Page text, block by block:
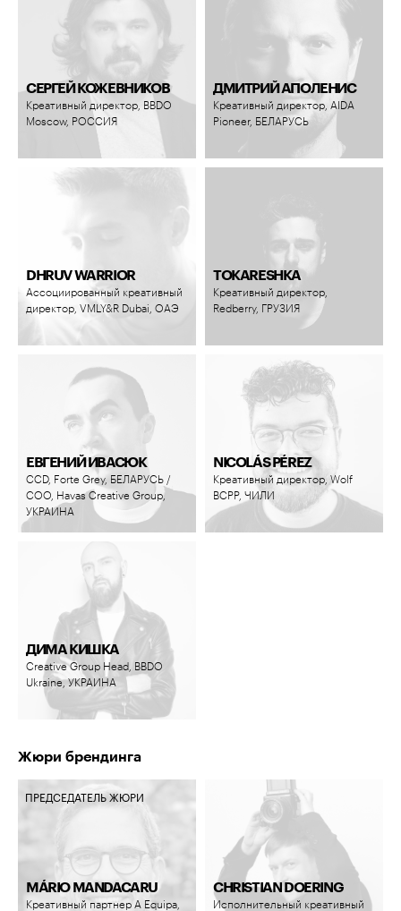
СЕРГЕЙ КОЖЕВНИКОВ
Креативный директор, BBDO
Moscow, РОССИЯ
ДМИТРИЙ АПОЛЕНИС
Креативный директор, AIDA
Pioneer, БЕЛАРУСЬ
DHRUV WARRIOR
Ассоциированный креативный
директор, VMLY&R Dubai, ОАЭ
TOKARESHKA
Креативный директор,
Redberry, ГРУЗИЯ
ЕВГЕНИЙ ИВАСЮК
CСD, Forte Grey, БЕЛАРУСЬ /
СOO, Havas Creative Group,
УКРАИНА
NICOLÁS PÉREZ
Креативный директор, Wolf
BCPP, ЧИЛИ
ДИМА КИШКА
Creative Group Head, BBDO
Ukraine, УКРАИНА
Жюри брендинга
ПРЕДСЕДАТЕЛЬ ЖЮРИ
MÁRIO MANDACARU
Креативный партнер A Equipa,
CHRISTIAN DOERING
Исполнительный креативный